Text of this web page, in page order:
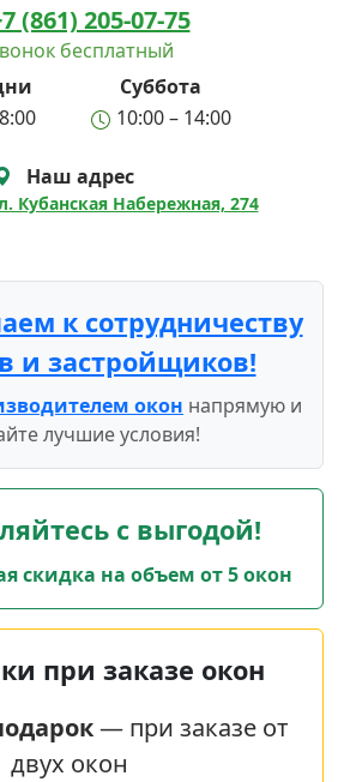
(861) 205-07-75
бесплатный
Суббота
10:00 – 14:00
Наш адрес
Кубанская Набережная, 274
к сотрудничеству
и застройщиков!
окон напрямую и
лучшие условия!
с выгодой!
скидка на объем от 5 окон
при заказе окон
— при заказе от
двух окон